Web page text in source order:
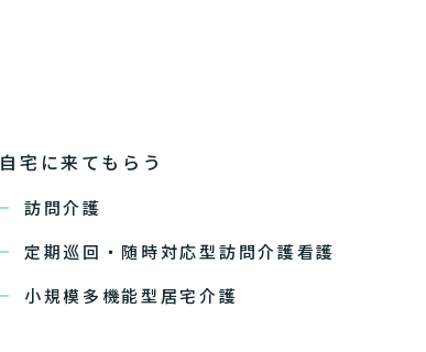
自宅に来てもらう
訪問介護
定期巡回・随時対応型訪問介護看護
小規模多機能型居宅介護